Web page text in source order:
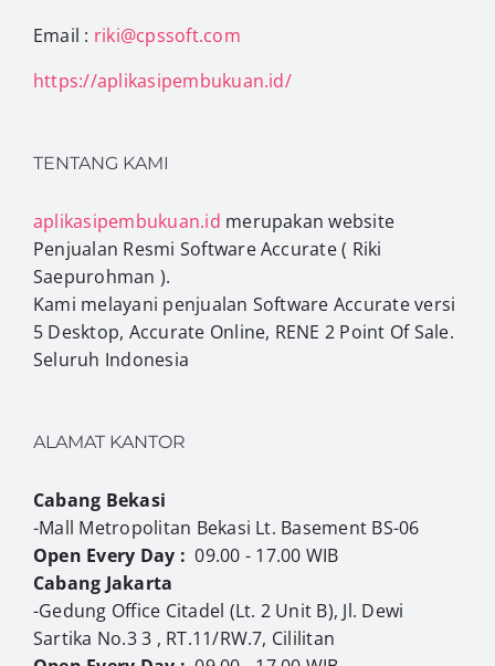
Email : riki@cpssoft.com
https://aplikasipembukuan.id/
TENTANG KAMI
aplikasipembukuan.id merupakan website
Penjualan Resmi Software Accurate ( Riki
Saepurohman ).
Kami melayani penjualan Software Accurate versi
5 Desktop, Accurate Online, RENE 2 Point Of Sale.
Seluruh Indonesia
ALAMAT KANTOR
Cabang Bekasi
-Mall Metropolitan Bekasi Lt. Basement BS-06
Open Every Day : 09.00 - 17.00 WIB
Cabang Jakarta
-Gedung Office Citadel (Lt. 2 Unit B), Jl. Dewi
Sartika No.3 3 , RT.11/RW.7, Cililitan